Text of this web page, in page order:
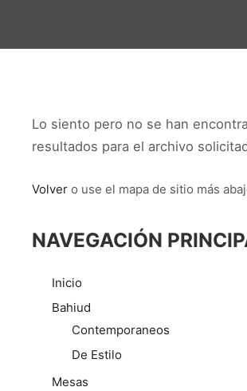
Lo siento pero no se han
resultados para el archivo
Volver o use el mapa de sitio más
NAVEGACIÓN
Inicio
Bahiud
Contemporaneos
De Estilo
Mesas